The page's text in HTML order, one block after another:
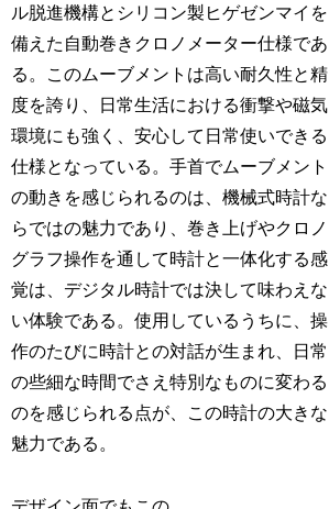
ル脱進機構とシリコン製ヒゲゼンマイを
備えた自動巻きクロノメーター仕様であ
る。このムーブメントは高い耐久性と精
度を誇り、日常生活における衝撃や磁気
環境にも強く、安心して日常使いできる
仕様となっている。手首でムーブメント
の動きを感じられるのは、機械式時計な
らではの魅力であり、巻き上げやクロノ
グラフ操作を通して時計と一体化する感
覚は、デジタル時計では決して味わえな
い体験である。使用しているうちに、操
作のたびに時計との対話が生まれ、日常
の些細な時間でさえ特別なものに変わる
のを感じられる点が、この時計の大きな
魅力である。